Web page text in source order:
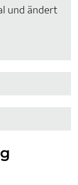
und ändert